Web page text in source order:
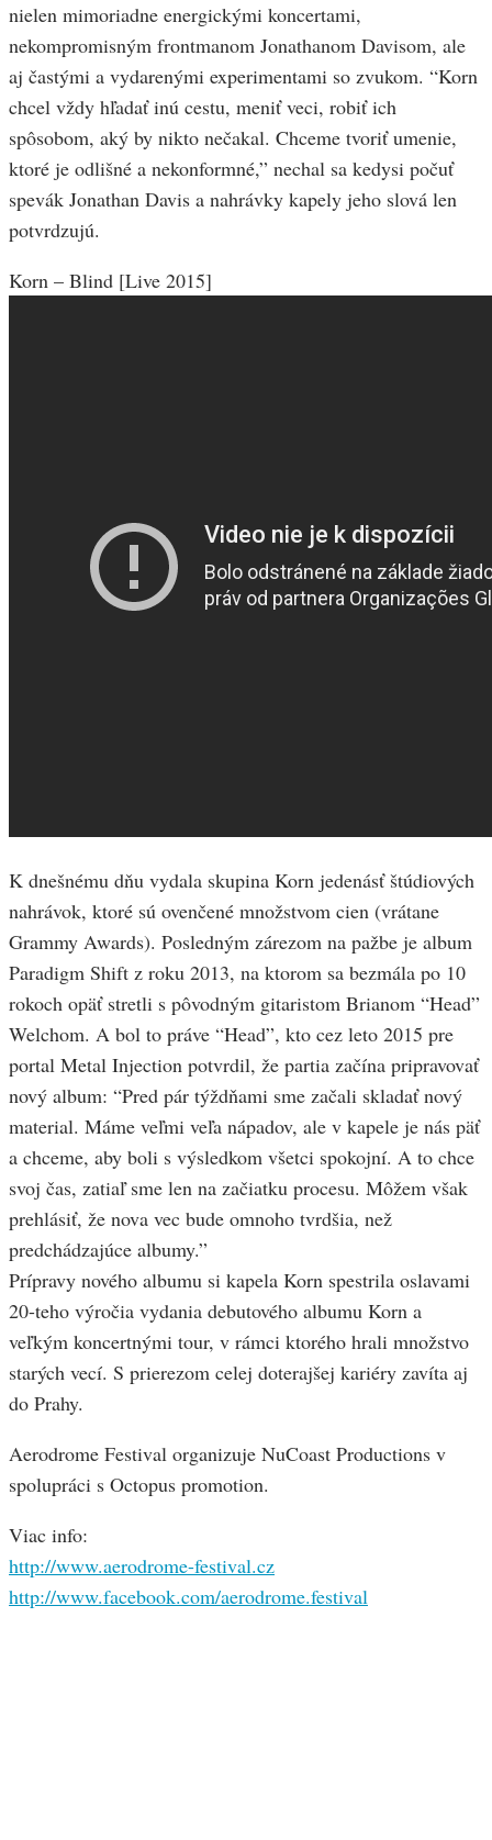
nielen mimoriadne energickými koncertami,
nekompromisným frontmanom Jonathanom Davisom, ale
aj častými a vydarenými experimentami so zvukom. “Korn
chcel vždy hľadať inú cestu, meniť veci, robiť ich
spôsobom, aký by nikto nečakal. Chceme tvoriť umenie,
ktoré je odlišné a nekonformné,” nechal sa kedysi počuť
spevák Jonathan Davis a nahrávky kapely jeho slová len
potvrdzujú.
Korn – Blind [Live 2015]
K dnešnému dňu vydala skupina Korn jedenásť štúdiových
nahrávok, ktoré sú ovenčené množstvom cien (vrátane
Grammy Awards). Posledným zárezom na pažbe je album
Paradigm Shift z roku 2013, na ktorom sa bezmála po 10
rokoch opäť stretli s pôvodným gitaristom Brianom “Head”
Welchom. A bol to práve “Head”, kto cez leto 2015 pre
portal Metal Injection potvrdil, že partia začína pripravovať
nový album: “Pred pár týždňami sme začali skladať nový
material. Máme veľmi veľa nápadov, ale v kapele je nás päť
a chceme, aby boli s výsledkom všetci spokojní. A to chce
svoj čas, zatiaľ sme len na začiatku procesu. Môžem však
prehlásiť, že nova vec bude omnoho tvrdšia, než
predchádzajúce albumy.”
Prípravy nového albumu si kapela Korn spestrila oslavami
20-teho výročia vydania debutového albumu Korn a
veľkým koncertnými tour, v rámci ktorého hrali množstvo
starých vecí. S prierezom celej doterajšej kariéry zavíta aj
do Prahy.
Aerodrome Festival organizuje NuCoast Productions v
spolupráci s Octopus promotion.
Viac info:
http://www.aerodrome-festival.cz
http://www.facebook.com/aerodrome.festival